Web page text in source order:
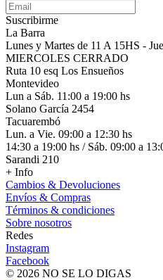
Suscribirme
La Barra
Lunes y Martes de 11 A 15HS -
MIERCOLES CERRADO
Ruta 10 esq Los Ensueños
Montevideo
Lun a Sáb. 11:00 a 19:00 hs
Solano García 2454
Tacuarembó
Lun. a Vie. 09:00 a 12:30 hs
14:30 a 19:00 hs / Sáb. 09:00 a
Sarandi 210
+ Info
Cambios & Devoluciones
Envíos & Compras
Términos & condiciones
Sobre nosotros
Redes
Instagram
Facebook
© 2026 NO SE LO DIGAS